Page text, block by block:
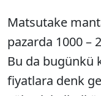
Matsutake
pazarda 1000 –
Bu da bugünkü
fiyatlara denk